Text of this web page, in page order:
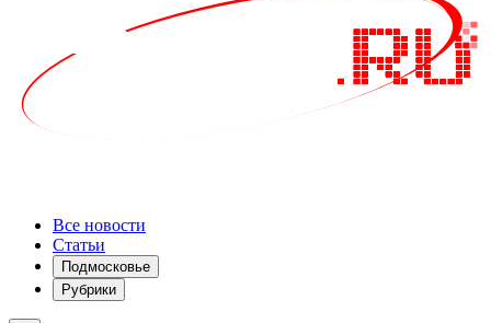
Все новости
Статьи
Подмосковье
Рубрики